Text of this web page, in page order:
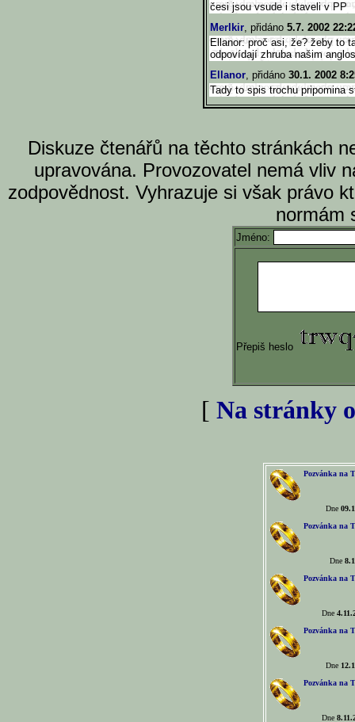
česi jsou vsude i staveli v PP
Merlkir, přidáno 5.7. 2002
Ellanor: proč asi, že? žeby to
odpovídají zhruba našim
Ellanor, přidáno 30.1. 2002
Tady to spis trochu pripomina
Diskuze čtenářů na těchto stránkách
upravována. Provozovatel nemá vliv
zodpovědnost. Vyhrazuje si však právo
normám
Jméno:
Přepiš heslo
[ Na stránky
Pozvánka na
Dne
Pozvánka na
Dne
Pozvánka na
Dne
Pozvánka na
Dne
Pozvánka na
Dne